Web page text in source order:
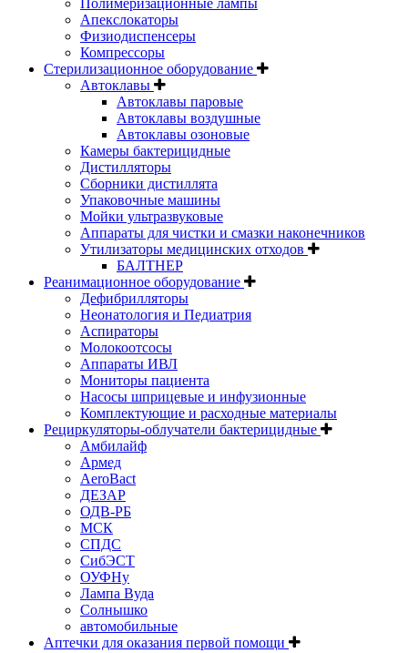
Полимеризационные лампы
Апекслокаторы
Физиодиспенсеры
Компрессоры
Стерилизационное оборудование
Автоклавы
Автоклавы паровые
Автоклавы воздушные
Автоклавы озоновые
Камеры бактерицидные
Дистилляторы
Сборники дистиллята
Упаковочные машины
Мойки ультразвуковые
Аппараты для чистки и смазки наконечников
Утилизаторы медицинских отходов
БАЛТНЕР
Реанимационное оборудование
Дефибрилляторы
Неонатология и Педиатрия
Аспираторы
Молокоотсосы
Аппараты ИВЛ
Мониторы пациента
Насосы шприцевые и инфузионные
Комплектующие и расходные материалы
Рециркуляторы-облучатели бактерицидные
Амбилайф
Армед
AeroBact
ДЕЗАР
ОДВ-РБ
МСК
СПДС
СибЭСТ
ОУФНу
Лампа Вуда
Солнышко
автомобильные
Аптечки для оказания первой помощи